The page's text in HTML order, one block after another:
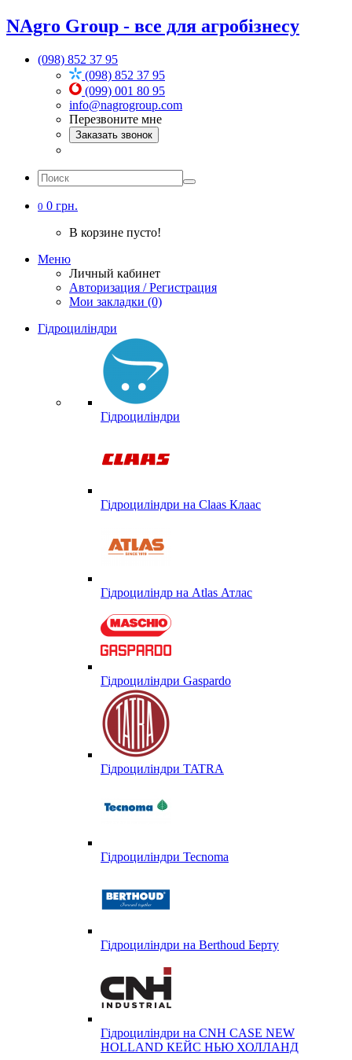
NAgro Group - все для агробізнесу
(098) 852 37 95
(098) 852 37 95
(099) 001 80 95
info@nagrogroup.com
Перезвоните мне
Заказать звонок
0 0 грн.
В корзине пусто!
Меню
Личный кабинет
Авторизация / Регистрация
Мои закладки (0)
Гідроциліндри
Гідроциліндри
Гідроциліндри на Claas Клаас
Гідроциліндр на Atlas Атлас
Гідроциліндри Gaspardo
Гідроциліндри TATRA
Гідроциліндри Tecnoma
Гідроциліндри на Berthoud Берту
Гідроциліндри на CNH CASE NEW
HOLLAND КЕЙС НЬЮ ХОЛЛАНД